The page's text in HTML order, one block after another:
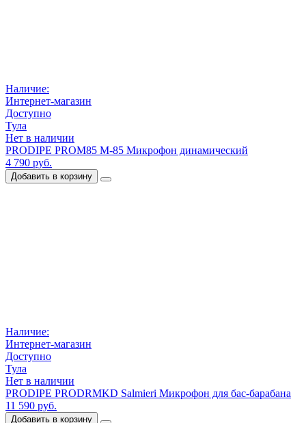
Наличие:
Интернет-магазин
Доступно
Тула
Нет в наличии
PRODIPE PROM85 M-85 Микрофон динамический
4 790 руб.
Добавить в корзину
Наличие:
Интернет-магазин
Доступно
Тула
Нет в наличии
PRODIPE PRODRMKD Salmieri Микрофон для бас-барабана
11 590 руб.
Добавить в корзину